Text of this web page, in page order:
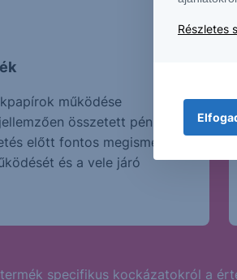
működése
összetett pénzügyi
előtt fontos megismerni a
és a vele járó
specifikus kockázatokról a
Részletes